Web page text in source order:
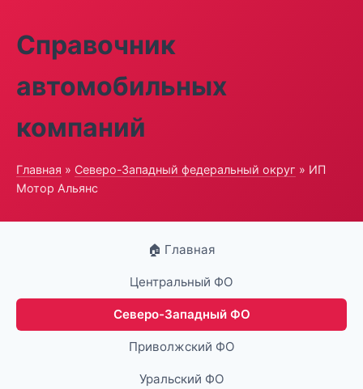
Справочник
автомобильных
компаний
Главная » Северо-Западный федеральный округ » ИП
Мотор Альянс
🏠 Главная
Центральный ФО
Северо-Западный ФО
Приволжский ФО
Уральский ФО